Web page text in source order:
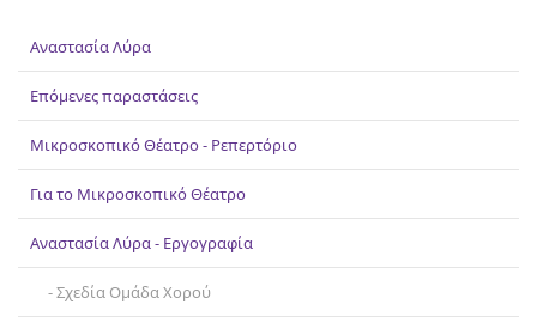
Αναστασία Λύρα
Επικοινωνία
Αναστασία Λύρα
Επόμενες παραστάσεις
Μικροσκοπικό Θέατρο - Ρεπερτόριο
Για το Μικροσκοπικό Θέατρο
Αναστασία Λύρα - Εργογραφία
Σχεδία Ομάδα Χορού